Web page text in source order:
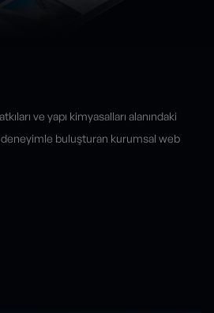
ve yapı kimyasalları alanındaki
deneyimle buluşturan kurumsal web